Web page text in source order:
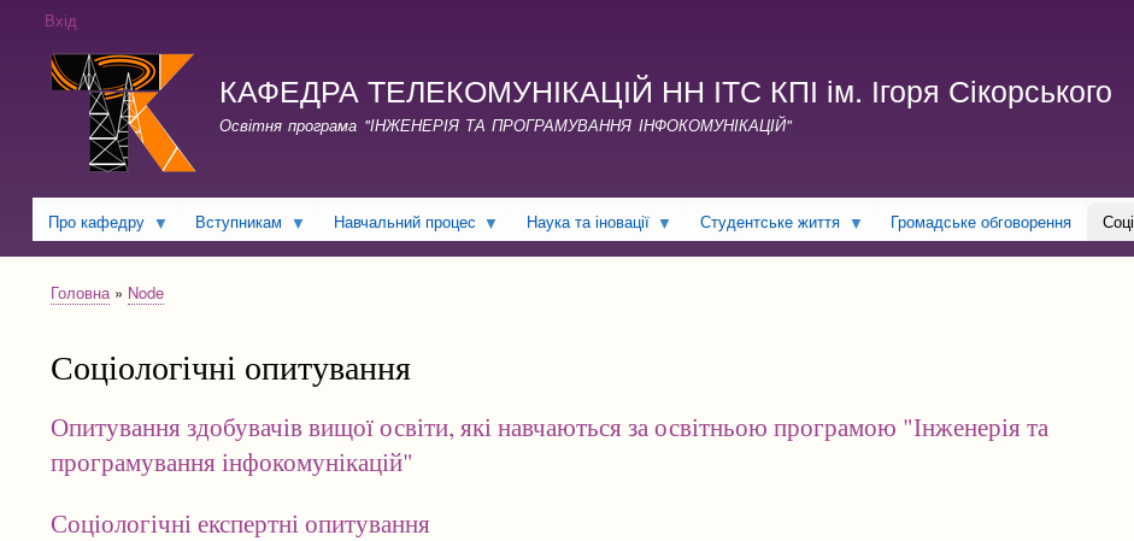
вмісту
Вхід
КАФЕДРА ТЕЛЕКОМУНІКАЦІЙ НН ІТС КПІ ім. Ігоря Сікорського
Освітня програма "ІНЖЕНЕРІЯ ТА ПРОГРАМУВАННЯ ІНФОКОМУНІКАЦІЙ"
Про кафедру Вступникам Навчальний процес Наука та іновації Студентське життя Громадське обговорення
Рядок
Головна Node
Соціологічні опитування
Опитування здобувачів вищої освіти, які навчаються за освітньою програмою "Інженерія та
програмування інфокомунікацій"
Соціологічні експертні опитування